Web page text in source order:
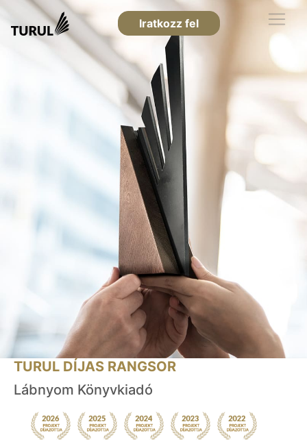
Iratkozz fel
TURUL DÍJAS RANGSOR
Lábnyom Könyvkiadó